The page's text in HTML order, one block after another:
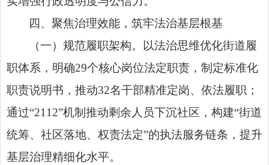
四、聚焦治理效能，筑牢法治基层根基
（一）规范履职架构。以法治思维优化街道履
职体系，明确29个核心岗位法定职责，制定标准化
职责说明书，推动32名干部精准定岗、依法履职；
通过“2112”机制推动剩余人员下沉社区，构建“街道
统筹、社区落地、权责法定”的执法服务链条，提升
基层治理精细化水平。